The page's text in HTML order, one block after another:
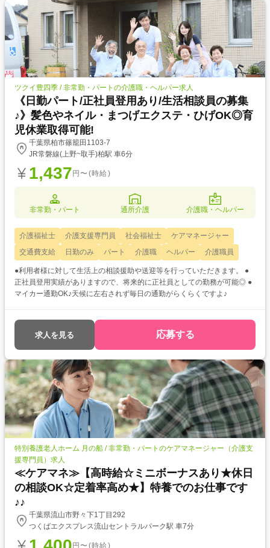
ツクイ豊四季 / 非常勤・パートの介護職・ヘルパー求人
《日勤パート/正社員登用あり/生活相談員の募集
♪》髪色やネイル・まつげエクステ・ひげOK◎育
児休業取得可能!
千葉県柏市篠籠田1103-7
JR常磐線(上野~取手)柏駅 車6分
1,437 円〜(時給)
非常勤・パート 通所介護 介護職・ヘルパー
介護福祉士 介護支援専門員 社会福祉士
ケアマネージャー
交通費支給
日勤のみ パート 介護職 ヘルパー 介護職員
●利用者様に対して生活上の相談援助や送迎等を行っていただきます。 ●
正社員登用実績がありますので、将来的に正社員としての勤務が可能◎ ●
マイカー通勤OK♪天候に左右されず毎日の通勤がらくらくですよ♪
求人を見る 応募する
特別養護老人ホーム 月の船 / 非常勤・パートのケアマネージャー（介護支
援専門員）求人
≪ケアマネ≫【高時給☆ミニボーナスあり★休日
の相談OK☆定着率高め★】特養でのお仕事です
♪♪
千葉県流山市野々下1丁目292
つくばエクスプレス流山セントラルパーク駅 車7分
円〜(時給)